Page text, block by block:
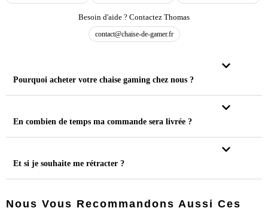
Besoin d'aide ? Contactez Thomas
contact@chaise-de-gamer.fr
Pourquoi acheter votre chaise gaming chez nous ?
En combien de temps ma commande sera livrée ?
Et si je souhaite me rétracter ?
Nous Vous Recommandons Aussi Ces